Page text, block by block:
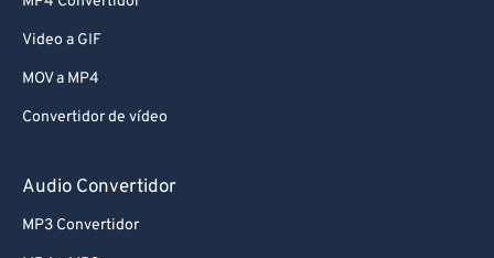
Video a GIF
MOV a MP4
Convertidor de vídeo
Audio Convertidor
MP3 Convertidor